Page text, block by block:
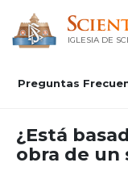
IGLESIA DE
Preguntas
¿Está
obra de un